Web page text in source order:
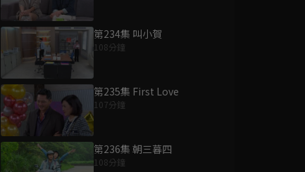
第234集 叫小賀
108分鐘
第235集 First Love
107分鐘
第236集 朝三暮四
108分鐘
為您推薦